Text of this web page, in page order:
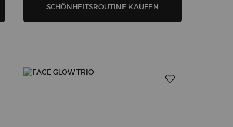
& CHEEK TINT
LUMINOUS SILKSCHÖNHEITSROUTINE KAUFEN